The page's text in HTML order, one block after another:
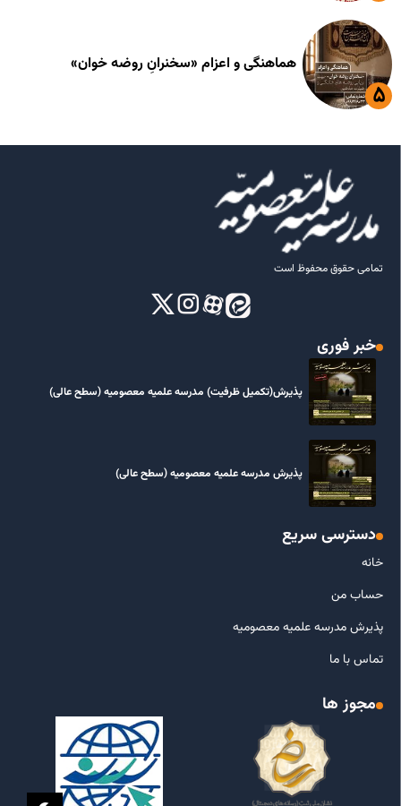
هماهنگی و اعزام «سخنرانِ روضه خوان»
تمامی حقوق محفوظ است
خبر فوری
پذیرش(تکمیل ظرفیت) مدرسه علمیه معصومیه‌ (سطح عالی)
پذیرش مدرسه علمیه معصومیه‌ (سطح عالی)
دسترسی سریع
خانه
حساب من
پذیرش مدرسه علمیه معصومیه
تماس با ما
مجوز ها